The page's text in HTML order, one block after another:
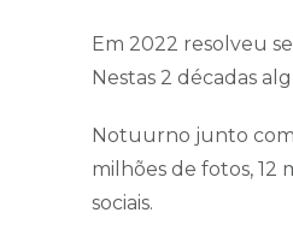
Em 2022 resolveu
Nestas 2 décadas
Notuurno junto com
milhões de fotos, 12
sociais.